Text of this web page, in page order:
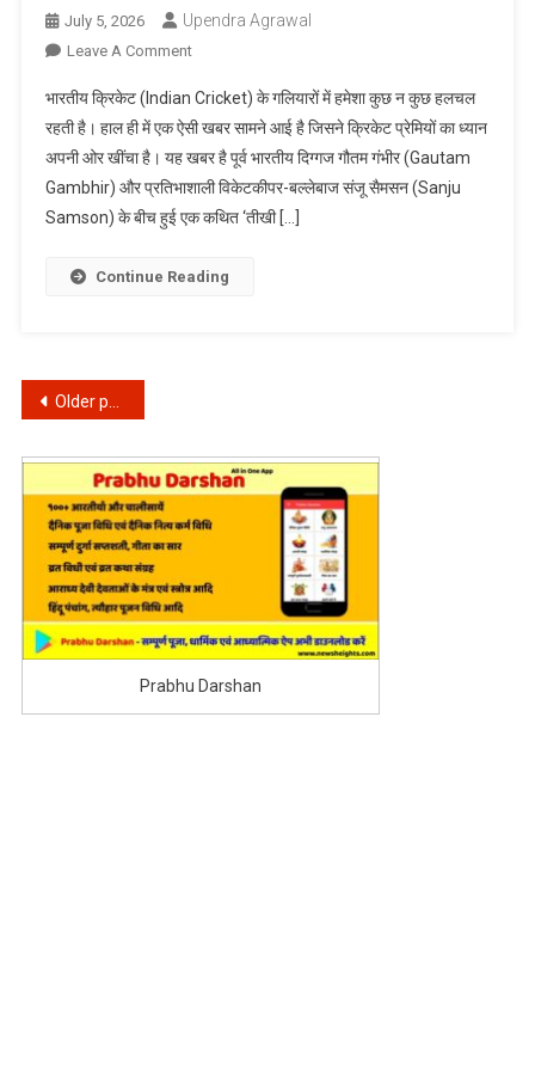
छेड़ी
बहस,
आप
जानते
हैं
क्यों?
July 5, 2026 Upendra Agrawal
Leave A CommentOn
में
बड़ा
फेरबदल:
गंभीर-
सैमसन
‘तीखी
भारतीय क्रिकेट (Indian Cricket) के गलियारों में हमेशा कुछ न कुछ हलचल
रहती है। हाल ही में एक ऐसी खबर सामने आई है जिसने क्रिकेट प्रेमियों का ध्यान
अपनी ओर खींचा है। यह खबर है पूर्व भारतीय दिग्गज गौतम गंभीर (Gautam
Gambhir) और प्रतिभाशाली विकेटकीपर-बल्लेबाज संजू सैमसन (Sanju
Samson) के बीच हुई एक कथित ‘तीखी […]
Continue Reading
Posts
navigation
Older posts
Prabhu Darshan